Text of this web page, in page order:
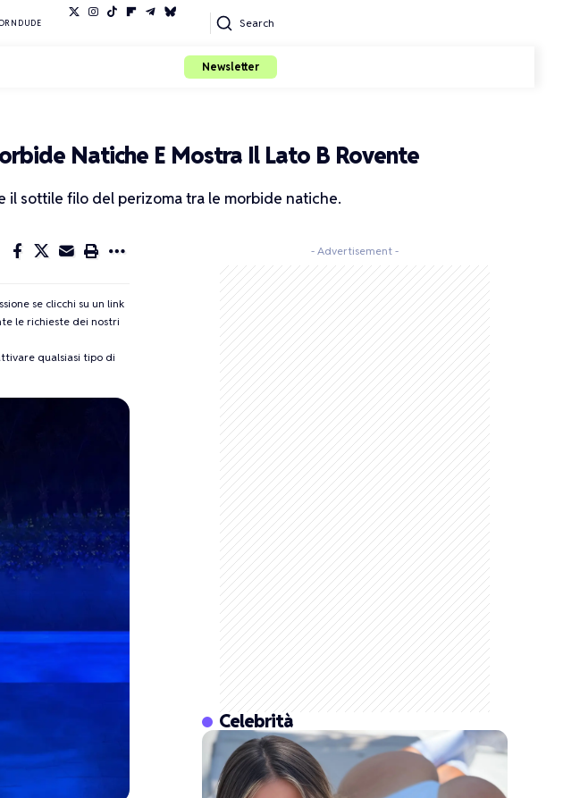
Search
Newsletter
Natiche E Mostra Il Lato B Rovente
il sottile filo del perizoma tra le morbide natiche.
se clicchi su un link
le richieste dei nostri
qualsiasi tipo di
- Advertisement -
Celebrità